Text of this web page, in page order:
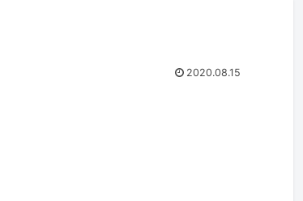
2020.08.15